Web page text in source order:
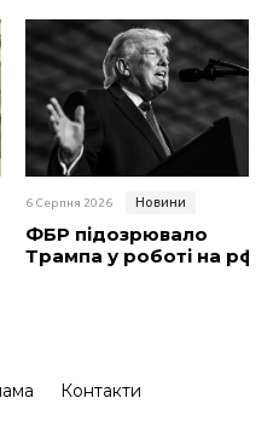
6 Серпня 2026 Новини
ФБР підозрювало
Трампа у роботі на рф
Контакти